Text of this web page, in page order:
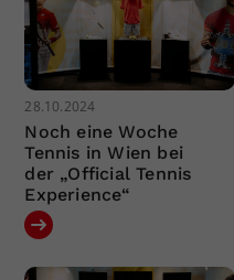
28.10.2024
Noch eine Woche
Tennis in Wien bei
der „Official Tennis
Experience“